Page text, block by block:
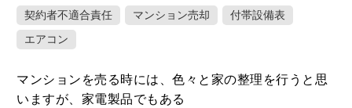
契約者不適合責任 マンション売却
付帯設備表
エアコン
マンションを売る時には、色々と家の整理を行うと思
いますが、家電製品でもある